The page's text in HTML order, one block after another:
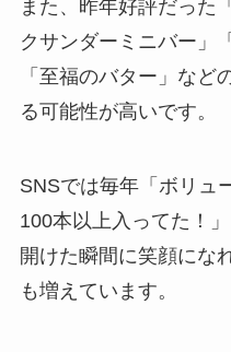
また、昨年好評だった
クサンダーミニバー」
「至福のバター」など
る可能性が高いです。
SNSでは毎年「ボリュ
100本以上入ってた！
開けた瞬間に笑顔にな
も増えています。